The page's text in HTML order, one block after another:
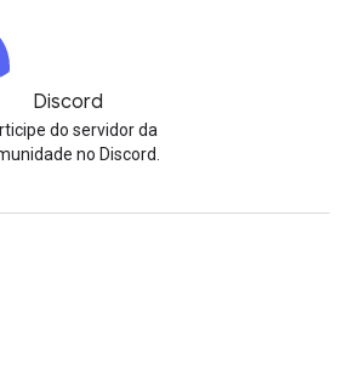
Discord
do servidor da
no Discord.